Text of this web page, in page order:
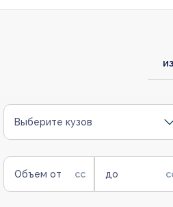
Выберите кузов
Объем от до